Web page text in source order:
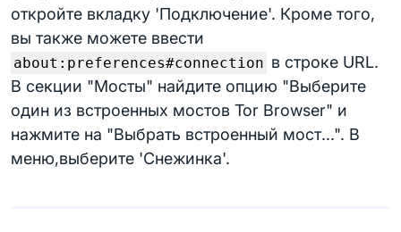
откройте вкладку 'Подключение'. Кроме того,
вы также можете ввести
about:preferences#connection в строке URL.
В секции "Мосты" найдите опцию "Выберите
один из встроенных мостов Tor Browser" и
нажмите на "Выбрать встроенный мост...". В
меню,выберите 'Снежинка'.